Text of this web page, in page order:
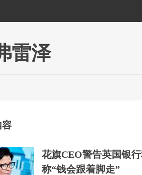
雷泽
容
花旗CEO警告英国银
称“钱会跟着脚走”